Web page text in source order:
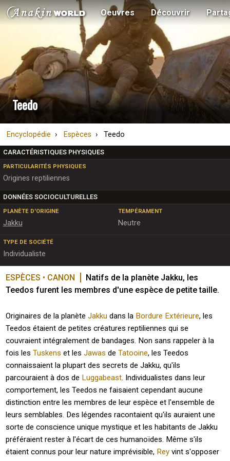
Oeuvres Découvrir
Teedo
Encyclopédie Espèces Teedo
CARACTÉRISTIQUES PHYSIQUES
PARTICULARITÉS PHYSIQUES
Origines reptiliennes
DONNÉES SOCIOCULTURELLES
PLANÈTE D'ORIGINE
Jakku
TEMPÉRAMENT
Neutre
TYPE DE SOCIÉTÉ
Individualiste
ESPÈCES • CANON
Natifs de la planète Jakku, les
Teedos furent les membres d'une espèce de petite taille.
Originaires de la planèteJakku dans la Bordure Extérieure, les
Teedos étaient de petites créatures reptiliennes qui se
couvraient intégralement de bandages. Non sans rappeler à la
fois lesTuskens et lesJawas deTatooine, les Teedos
connaissaient la plupart des secrets de Jakku, qu'ils
parcouraient à dos de Luggabeast. Individualistes dans leur
comportement, les Teedos ne faisaient cependant aucune
distinction entre les membres de leur espèce et l'ensemble de
leurs semblables. Des légendes racontaient qu'ils auraient une
sorte de conscience unique mystique et les habitants de Jakku
préféraient rester à l'écart de ces humanoïdes. Même s'ils
étaient connus pour leur nature imprévisible, Rey vint s'opposer